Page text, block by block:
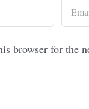
browser for the